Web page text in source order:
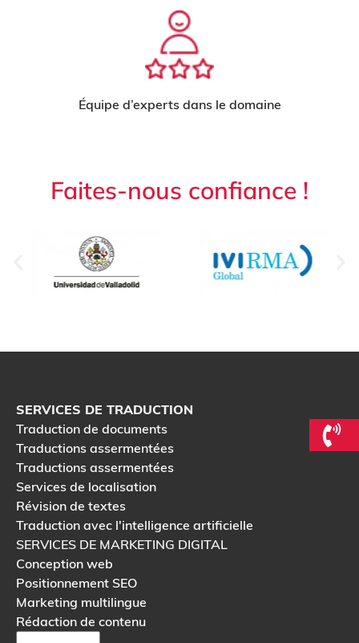
Équipe d’experts dans le domaine
Faites-nous confiance !
SERVICES DE TRADUCTION
Traduction de documents
Traductions assermentées
Traductions assermentées
Services de localisation
Révision de textes
Traduction avec l'intelligence artificielle
SERVICES DE MARKETING DIGITAL
Conception web
Positionnement SEO
Marketing multilingue
Rédaction de contenu